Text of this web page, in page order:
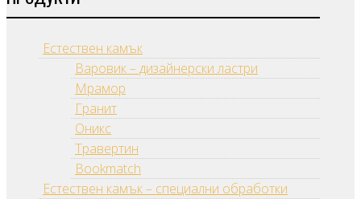
Естествен камък
Варовик – дизайнерски ластри
Мрамор
Гранит
Оникс
Травертин
Bookmatch
Естествен камък – специални обработки